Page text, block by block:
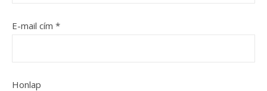
E-mail cím *
Honlap